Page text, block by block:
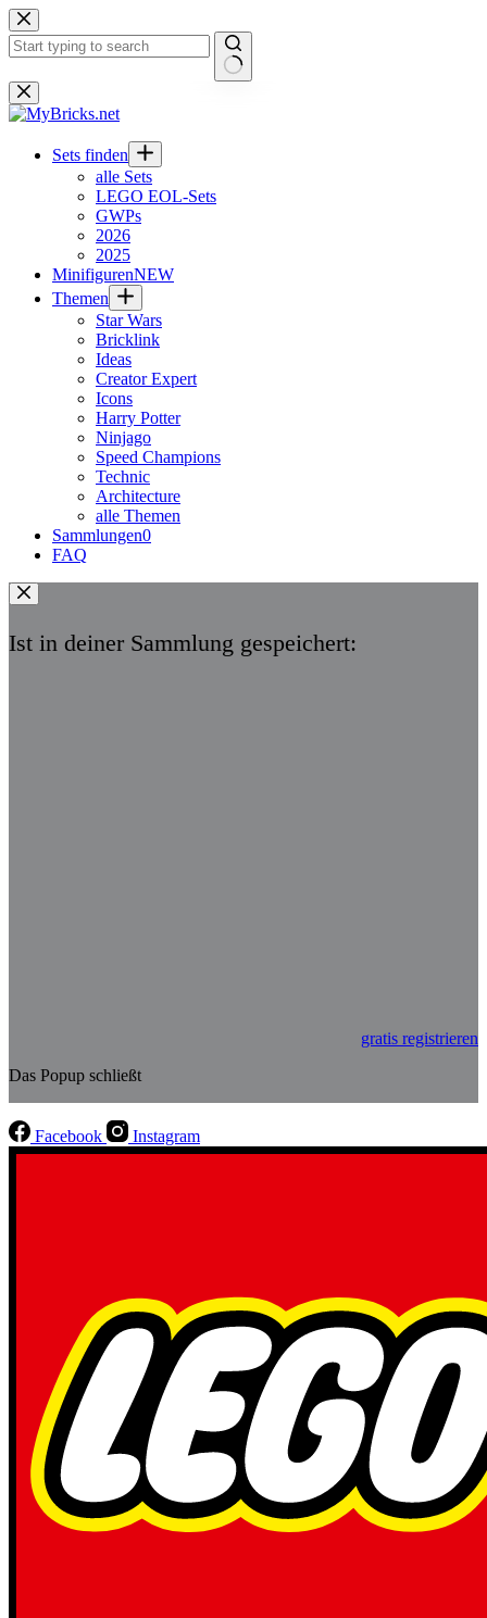
Zum
Inhalt
springen
Keine
Ergebnisse
Sets finden
alle Sets
LEGO EOL-Sets
GWPs
2026
2025
MinifigurenNEW
Themen
Star Wars
Bricklink
Ideas
Creator Expert
Icons
Harry Potter
Ninjago
Speed Champions
Technic
Architecture
alle Themen
Sammlungen0
FAQ
Ist in deiner Sammlung gespeichert:
gratis registrieren
Das Popup schließt
Facebook Instagram